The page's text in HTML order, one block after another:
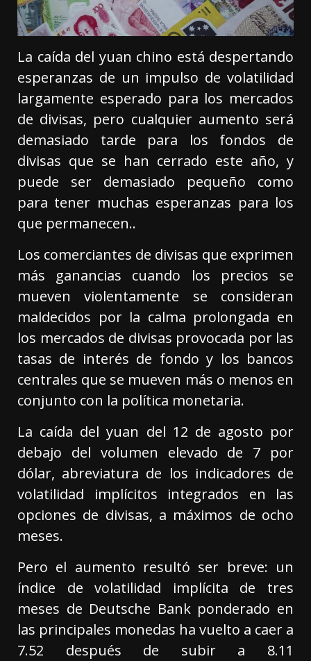
La caída del yuan chino está despertando
esperanzas de un impulso de volatilidad
largamente esperado para los mercados
de divisas, pero cualquier aumento será
demasiado tarde para los fondos de
divisas que se han cerrado este año, y
puede ser demasiado pequeño como
para tener muchas esperanzas para los
que permanecen..
Los comerciantes de divisas que exprimen
más ganancias cuando los precios se
mueven violentamente se consideran
maldecidos por la calma prolongada en
los mercados de divisas provocada por las
tasas de interés de fondo y los bancos
centrales que se mueven más o menos en
conjunto con la política monetaria.
La caída del yuan del 12 de agosto por
debajo del volumen elevado de 7 por
dólar, abreviatura de los indicadores de
volatilidad implícitos integrados en las
opciones de divisas, a máximos de ocho
meses.
Pero el aumento resultó ser breve: un
índice de volatilidad implícita de tres
meses de Deutsche Bank ponderado en
las principales monedas ha vuelto a caer a
7.52 después de subir a 8.11